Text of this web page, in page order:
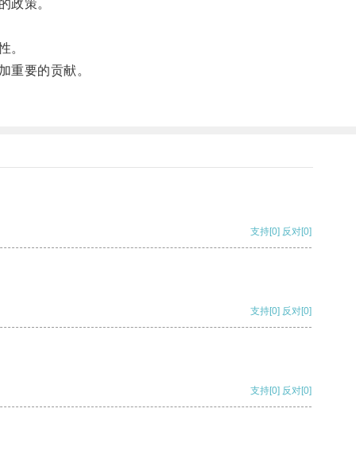
政策。
。
要的贡献。
支持[0] 反对[0]
支持[0] 反对[0]
支持[0] 反对[0]